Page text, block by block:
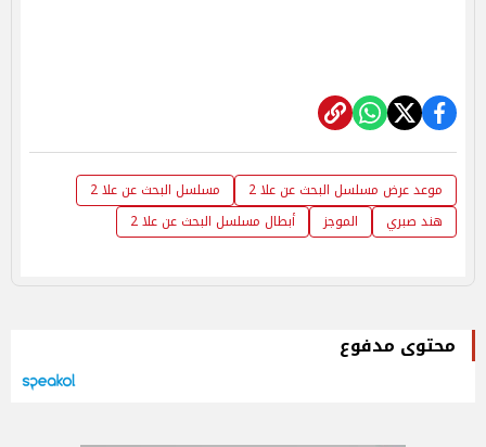
موعد عرض مسلسل البحث عن علا 2
مسلسل البحث عن علا 2
هند صبري
الموجز أبطال مسلسل البحث عن علا 2
محتوى مدفوع